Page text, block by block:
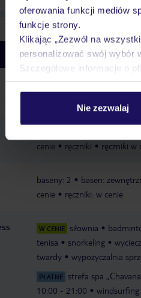
oferowania funkcji mediów
funkcje strony.
Klikając „Zezwól na
personalizować swój wybór
Szczegółowe informacje o
Nie zezwalaj
Hotel Opinie
cenie
ręczniki ręczniki w
baseny: 2 basen:
cenie
ręczniki: w cenie
W CENIE siłownia
tenisa
snorkeling
twardy
wypożyczalnia
PŁATNE strefa spa
10:00 - 21:00
windsurfing